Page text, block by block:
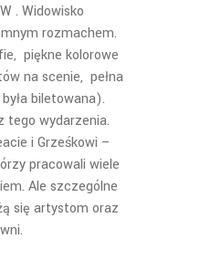
. Widowisko
rozmachem.
piękne kolorowe
na scenie, pełna
biletowana).
tego wydarzenia.
i Grześkowi –
pracowali wiele
Ale szczególne
się artystom oraz